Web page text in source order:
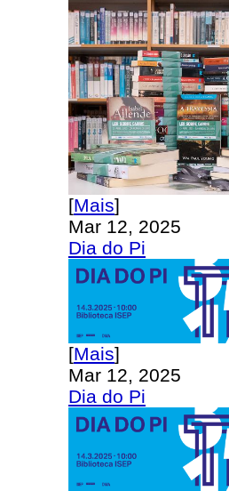
[Mais]
Mar 12, 2025
Dia do Pi
[Mais]
Mar 12, 2025
Dia do Pi